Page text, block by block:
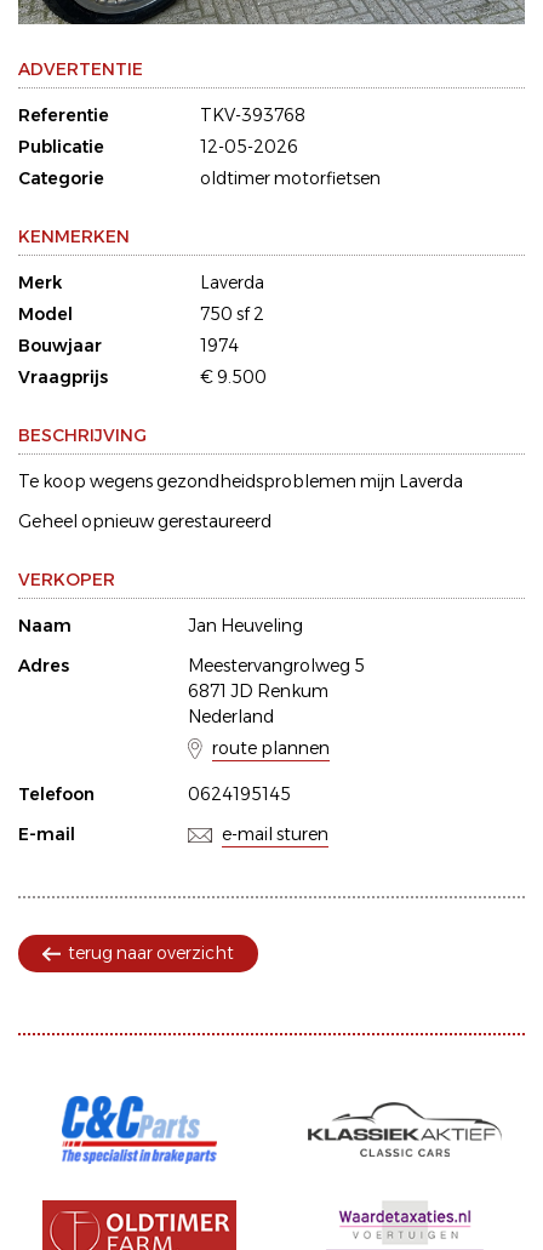
ADVERTENTIE
Referentie
TKV-393768
Publicatie
12-05-2026
Categorie
oldtimer motorfietsen
KENMERKEN
Merk
Laverda
Model
750 sf 2
Bouwjaar
1974
Vraagprijs
€ 9.500
BESCHRIJVING
Te koop wegens gezondheidsproblemen mijn Laverda
Geheel opnieuw gerestaureerd
VERKOPER
Naam
Jan Heuveling
Adres
Meestervangrolweg 5
6871 JD Renkum
Nederland
route plannen
Telefoon
0624195145
E-mail
e-mail sturen
terug naar overzicht